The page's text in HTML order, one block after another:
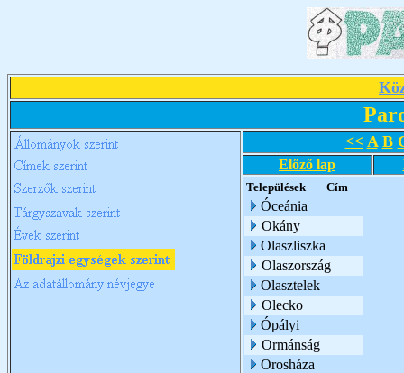
<< A B
Előző lap
Települések Cím
Óceánia
Okány
Olaszliszka
Olaszország
Olasztelek
Olecko
Ópályi
Ormánság
Orosháza